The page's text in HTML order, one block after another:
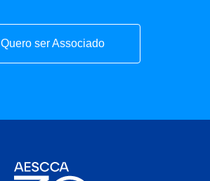
Quero ser Associado